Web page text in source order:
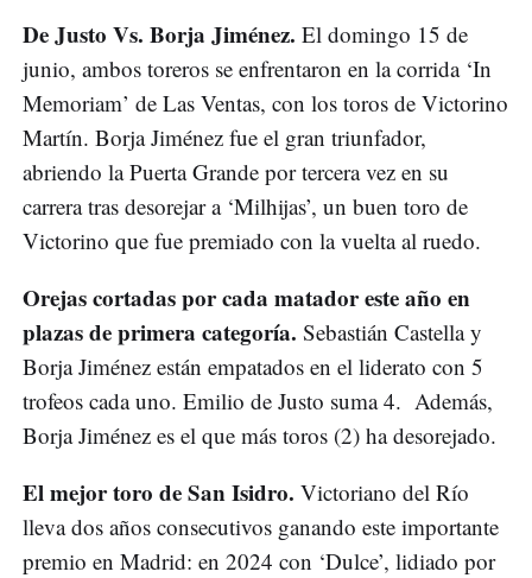
De Justo Vs. Borja Jiménez. El domingo 15 de
junio, ambos toreros se enfrentaron en la corrida ‘In
Memoriam’ de Las Ventas, con los toros de Victorino
Martín. Borja Jiménez fue el gran triunfador,
abriendo la Puerta Grande por tercera vez en su
carrera tras desorejar a ‘Milhijas’, un buen toro de
Victorino que fue premiado con la vuelta al ruedo.
Orejas cortadas por cada matador este año en
plazas de primera categoría. Sebastián Castella y
Borja Jiménez están empatados en el liderato con 5
trofeos cada uno. Emilio de Justo suma 4. Además,
Borja Jiménez es el que más toros (2) ha desorejado.
El mejor toro de San Isidro. Victoriano del Río
lleva dos años consecutivos ganando este importante
premio en Madrid: en 2024 con ‘Dulce’, lidiado por